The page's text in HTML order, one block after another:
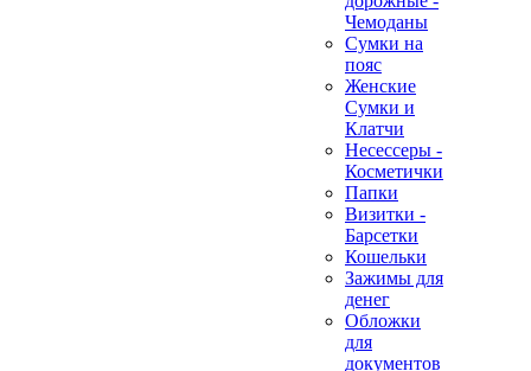
Чемоданы
Сумки на
пояс
Женские
Сумки и
Клатчи
Несессеры -
Косметички
Папки
Визитки -
Барсетки
Кошельки
Зажимы для
денег
Обложки
для
документов